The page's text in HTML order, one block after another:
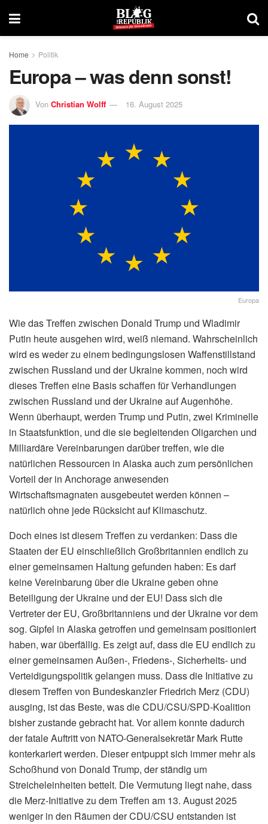
Home Politik
Europa – was denn sonst!
Von Christian Wolff 16. August 2025
Europa
Wie das Treffen zwischen Donald Trump und Wladimir
Putin heute ausgehen wird, weiß niemand. Wahrscheinlich
wird es weder zu einem bedingungslosen Waffenstillstand
zwischen Russland und der Ukraine kommen, noch wird
dieses Treffen eine Basis schaffen für Verhandlungen
zwischen Russland und der Ukraine auf Augenhöhe.
Wenn überhaupt, werden Trump und Putin, zwei Kriminelle
in Staatsfunktion, und die sie begleitenden Oligarchen und
Milliardäre Vereinbarungen darüber treffen, wie die
natürlichen Ressourcen in Alaska auch zum persönlichen
Vorteil der in Anchorage anwesenden
Wirtschaftsmagnaten ausgebeutet werden können –
natürlich ohne jede Rücksicht auf Klimaschutz.
Doch eines ist diesem Treffen zu verdanken: Dass die
Staaten der EU einschließlich Großbritannien endlich zu
einer gemeinsamen Haltung gefunden haben: Es darf
keine Vereinbarung über die Ukraine geben ohne
Beteiligung der Ukraine und der EU! Dass sich die
Vertreter der EU, Großbritanniens und der Ukraine vor dem
sog. Gipfel in Alaska getroffen und gemeinsam positioniert
haben, war überfällig. Es zeigt auf, dass die EU endlich zu
einer gemeinsamen Außen-, Friedens-, Sicherheits- und
Verteidigungspolitik gelangen muss. Dass die Initiative zu
diesem Treffen von Bundeskanzler Friedrich Merz (CDU)
ausging, ist das Beste, was die CDU/CSU/SPD-Koalition
bisher zustande gebracht hat. Vor allem konnte dadurch
der fatale Auftritt von NATO-Generalsekretär Mark Rutte
konterkariert werden. Dieser entpuppt sich immer mehr als
Schoßhund von Donald Trump, der ständig um
Streicheleinheiten bettelt. Die Vermutung liegt nahe, dass
die Merz-Initiative zu dem Treffen am 13. August 2025
weniger in den Räumen der CDU/CSU entstanden ist